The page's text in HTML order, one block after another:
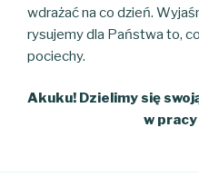
wdrażać na co dzień.
rysujemy dla Państwa to,
pociechy.
Akuku! Dzielimy się
w